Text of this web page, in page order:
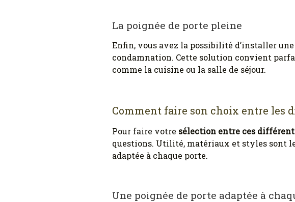
La poignée de porte pleine
Enfin, vous avez la possibilité d’installer une
condamnation. Cette solution convient
comme la cuisine ou la salle de séjour.
Comment faire son choix entre les
Pour faire votre sélection entre ces
questions. Utilité, matériaux et styles sont
adaptée à chaque porte.
Une poignée de porte adaptée à